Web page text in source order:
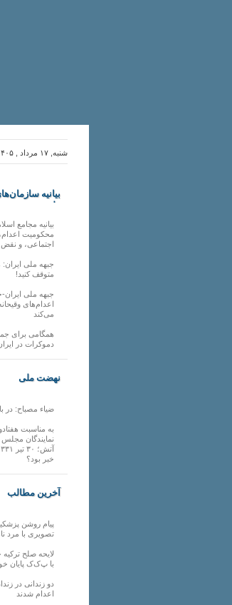
شنبه, ۱۷ مرداد , ۱۴۰۵ |
بیانیه
ملی
بیانیه مجامع
محکومیت
اجتماعی، و
جبهه ملی ایران:
متوقف کنید!
جبهه ملی
اعدام‌های
می‌کند
همگامی برای
دموکرات در
نهضت ملی
ضیاء مصباح: در
به مناسبت
نمایندگان مجلس
خبر بود؟
آخرین مطالب
پیام روشن
تصویری با مرد
لایحه صلح
با پ‌ک‌ک پایان
دو زندانی در
اعدام شدند